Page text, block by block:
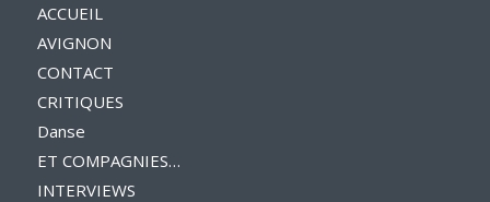
ACCUEIL
AVIGNON
CONTACT
CRITIQUES
Danse
ET COMPAGNIES…
INTERVIEWS